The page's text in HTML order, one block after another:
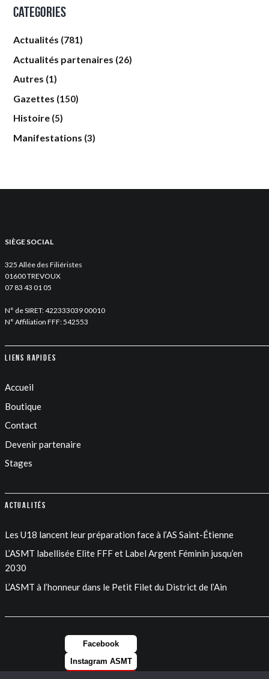
Categories
Actualités (781)
Actualités partenaires (26)
Autres (1)
Gazettes (150)
Histoire (5)
Manifestations (3)
SIÈGE SOCIAL
325 Allée des Filiéristes
01600 TREVOUX
07 83 43 01 05
N° de SIRET: 422333039 00010
N° Affiliation FFF: 542553
Liens rapides
Accueil
Boutique
Contact
Devenir partenaire
Stages
Actualités
Les U18 lancent leur préparation face à l’AS Saint-Étienne
L’ASMT labellisée Elite FFF et Label Argent Féminin jusqu’en
2030
L’ASMT à l’honneur dans le Petit Filet du District de l’Ain
Facebook
Instagram ASMT